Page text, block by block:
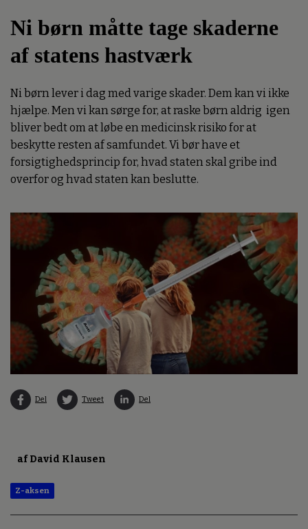
Ni børn måtte tage skaderne
af statens hastværk
Ni børn lever i dag med varige skader. Dem kan vi ikke
hjælpe. Men vi kan sørge for, at raske børn aldrig igen
bliver bedt om at løbe en medicinsk risiko for at
beskytte resten af samfundet. Vi bør have et
forsigtighedsprincip for, hvad staten skal gribe ind
overfor og hvad staten kan beslutte.
Del Tweet Del
af David Klausen
Z-aksen